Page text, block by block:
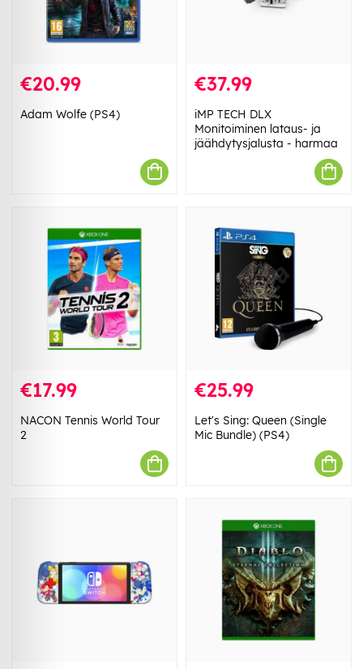
€20.99
Adam Wolfe (PS4)
€37.99
iMP TECH DLX
Monitoiminen lataus- ja
jäähdytysjalusta - harmaa
€17.99
NACON Tennis World Tour
2
€25.99
Let's Sing: Queen (Single
Mic Bundle) (PS4)